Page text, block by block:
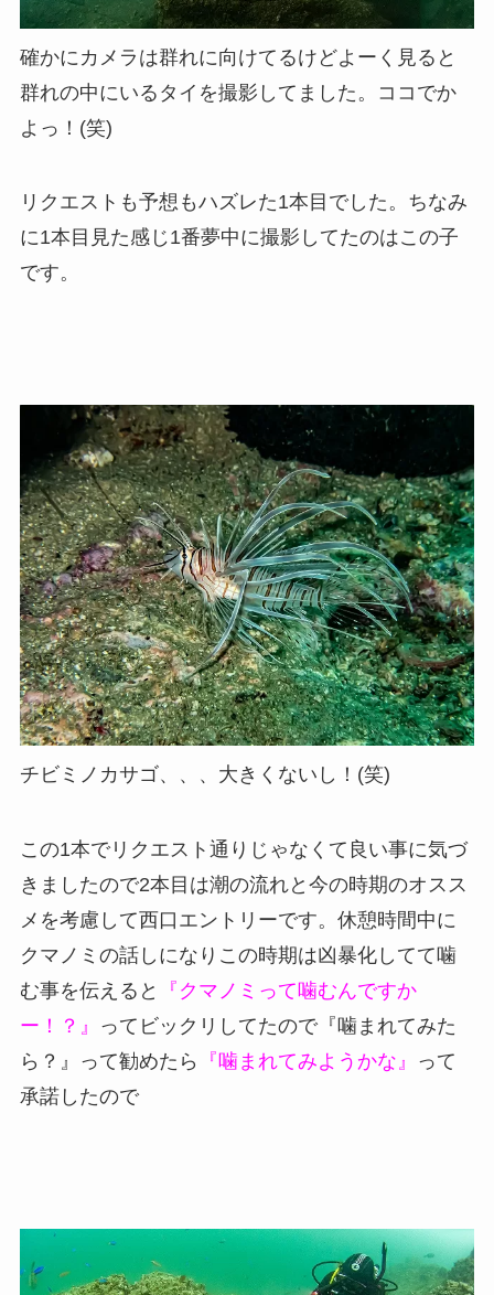
確かにカメラは群れに向けてるけどよーく見ると
群れの中にいるタイを撮影してました。ココでか
よっ！(笑)
リクエストも予想もハズレた1本目でした。ちなみ
に1本目見た感じ1番夢中に撮影してたのはこの子
です。
チビミノカサゴ、、、大きくないし！(笑)
この1本でリクエスト通りじゃなくて良い事に気づ
きましたので2本目は潮の流れと今の時期のオスス
メを考慮して西口エントリーです。休憩時間中に
クマノミの話しになりこの時期は凶暴化してて噛
む事を伝えると
『クマノミって噛むんですか
ー！？』
ってビックリしてたので『噛まれてみた
ら？』って勧めたら
『噛まれてみようかな』
って
承諾したので